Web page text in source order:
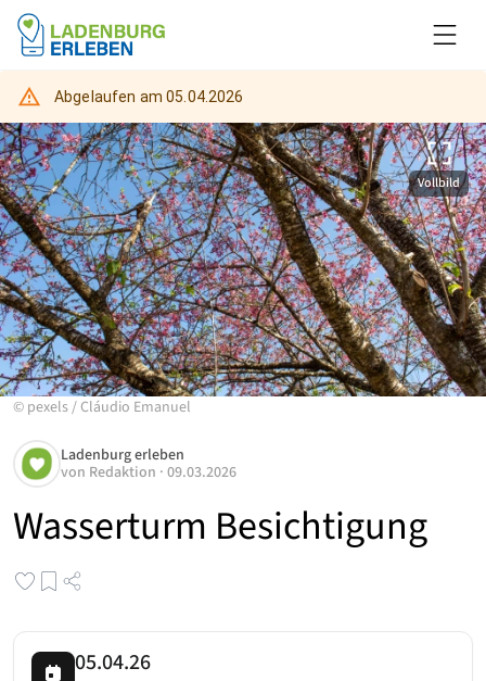
Abgelaufen am05.04.2026
Vollbild
© pexels/Cláudio Emanuel
Wasserturm Besichtigung
Ladenburg erleben
von Redaktion · 09.03.2026
05.04.26